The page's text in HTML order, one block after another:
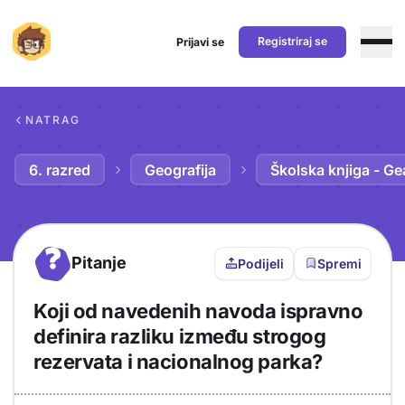
Prijavi se Registriraj se
NATRAG
6. razred Geografija Školska knjiga -
? Pitanje Podijeli Spremi
Koji od navedenih navoda ispravno
definira razliku između strogog
rezervata i nacionalnog parka?